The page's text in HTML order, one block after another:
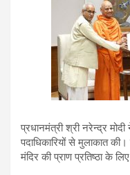
प्रधानमंत्री श्री नरेन्द्र
पदाधिकारियों से मुलाकात की।
मंदिर की प्राण प्रतिष्ठा के लिए